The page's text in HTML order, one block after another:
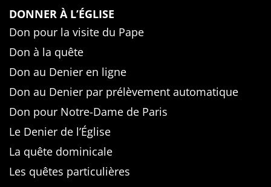
DONNER À L’ÉGLISE
Don pour la visite du Pape
Don à la quête
Don au Denier en ligne
Don au Denier par prélèvement automatique
Don pour Notre-Dame de Paris
Le Denier de l’Église
La quête dominicale
Les quêtes particulières